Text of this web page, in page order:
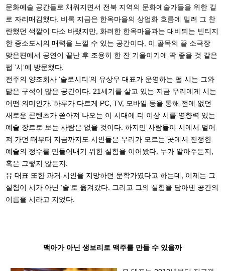
문화예술 공간들로 채워지면서 전북 지역의 문화예술가들을 위한 길
로 자리매김했다. 비록 지금은 한옥마을의 상업화 흐름에 밀려 그 찬
란했던 색깔이 다소 바랬지만, 화려한 한옥마을과는 대비되는 빈티지
한 중소도시의 매력을 느낄 수 있는 공간이다. 이 골목의 끝 소극장
맞은편에서 공연이 끝난 후 조용히 한 잔 기울이기에 딱 좋을 것 같은
펍 ’시‘에 방문했다.
전주의 양조회사 ‘술로시티’의 유상우 대표가 운영하는 펍 시는 그와
닮은 구석이 많은 공간이다. 21세기를 살고 있는 지금 우리에게 시는
어떤 의미인가. 하루가 다르게 PC, TV, 모바일 등을 통해 전에 없던
새로운 콘텐츠가 쏟아져 나오는 이 시대에 더 이상 시를 영향력 있는
예술 장르로 보는 사람은 없을 것이다. 하지만 사람들이 시에서 멀어
져 가던 때부터 지금까지도 시인들은 우리가 모르는 곳에서 진정한
예술의 정수를 만들어내기 위한 실험을 이어왔다. 누가 알아주든지,
혹은 그렇지 않든지.
유 대표 또한 과거 시인을 지망하던 문학가였다고 하는데, 이제는 그
실험이 시가 아닌 ‘술’로 옮겨갔다. 그리고 그의 실험을 담아낸 공간의
이름을 시라고 지었다.
맥아가 아닌 생보리로 맥주를 만들 수 있을까